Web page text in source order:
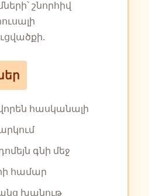
շնորհիվ
հասկանալի
գնի մեջ
համար
խանութ